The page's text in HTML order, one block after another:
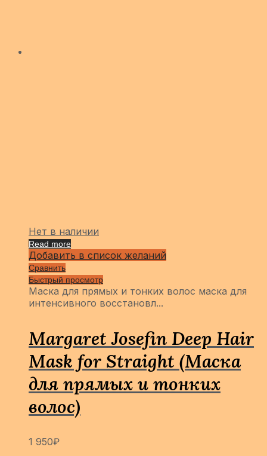
Нет в наличии
Read more
Добавить в список желаний
Сравнить
Быстрый просмотр
Маска для прямых и тонких волос маска для
интенсивного восстановл...
Margaret Josefin Deep Hair
Mask for Straight (Маска
для прямых и тонких
волос)
1 950₽